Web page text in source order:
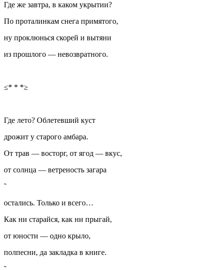
Где же завтра, в каком укрытии?
По проталинкам снега примятого,
ну проклюнься скорей и вытяни
из прошлого — невозвратного.
≤* * *≥
Где лето? Облетевший куст
дрожит у старого амбара.
От трав — восторг, от ягод — вкус,
от солнца — ветреность загара
остались. Только и всего…
Как ни старайся, как ни прыгай,
от юности — одно крыло,
полпесни, да закладка в книге.